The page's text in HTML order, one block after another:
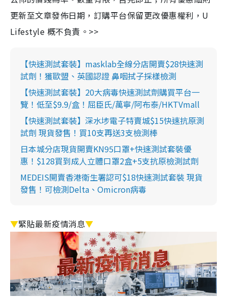
更新至文章發佈日期，訂購平台保留更改優惠權利，U
Lifestyle 概不負責。>>
【快速測試套裝】masklab全線分店開賣$28快速測
試劑！獲歐盟、英國認證 鼻咽拭子採樣檢測
【快速測試套裝】20大病毒快速測試劑購買平台一
覽！低至$9.9/盒！屈臣氏/萬寧/阿布泰/HKTVmall
【快速測試套裝】深水埗電子特賣城$15快速抗原測
試劑 現貨發售！買10支再送3支檢測棒
日本城分店現貨開賣KN95口罩+快速測試套裝優
惠！$128買到成人立體口罩2盒+5支抗原檢測試劑
MEDEIS開賣香港衛生署認可$18快速測試套裝 現貨
發售！可檢測Delta、Omicron病毒
▼緊貼最新疫情消息▼